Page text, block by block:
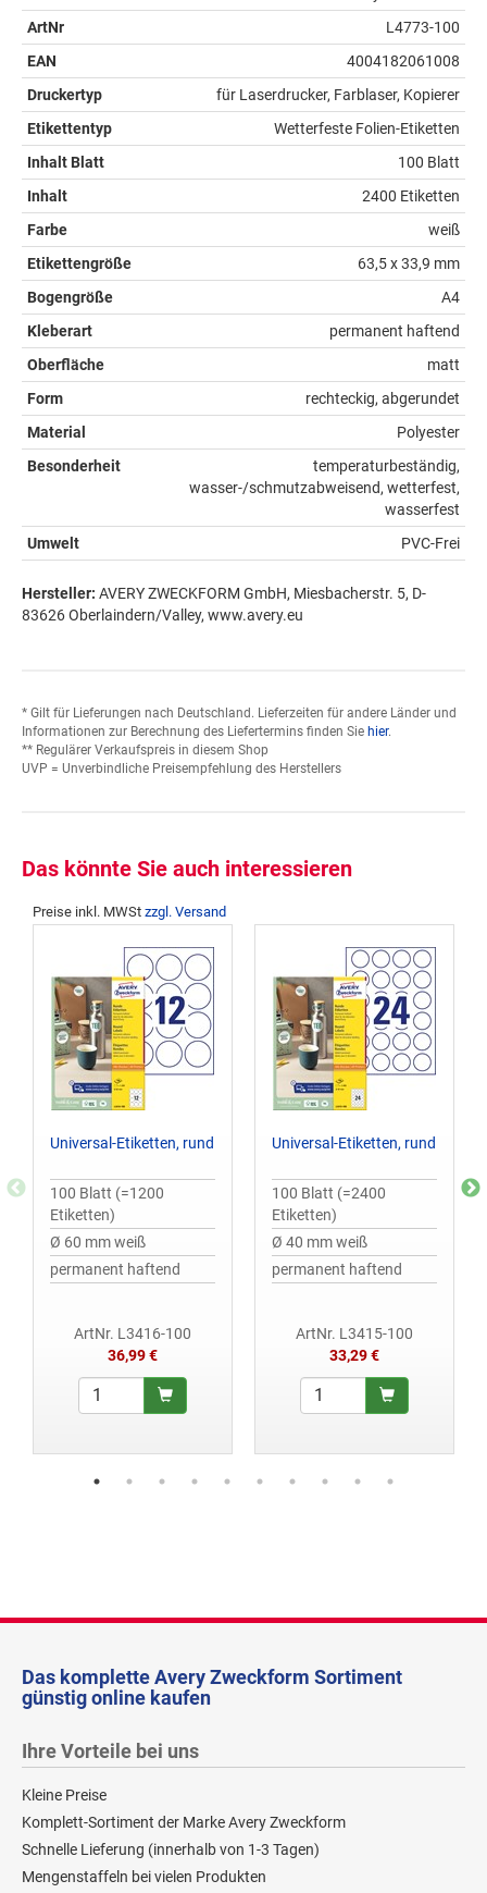
ArtNr
L4773-100
EAN
4004182061008
Druckertyp
für Laserdrucker, Farblaser, Kopierer
Etikettentyp
Wetterfeste Folien-Etiketten
Inhalt Blatt
100 Blatt
Inhalt
2400 Etiketten
Farbe
weiß
Etikettengröße
63,5 x 33,9 mm
Bogengröße
A4
Kleberart
permanent haftend
Oberfläche
matt
Form
rechteckig, abgerundet
Material
Polyester
Besonderheit
temperaturbeständig,
wasser-/schmutzabweisend, wetterfest,
wasserfest
Umwelt
PVC-Frei
Hersteller: AVERY ZWECKFORM GmbH, Miesbacherstr. 5, D-
83626 Oberlaindern/Valley, www.avery.eu
* Gilt für Lieferungen nach Deutschland. Lieferzeiten für andere Länder und
Informationen zur Berechnung des Liefertermins finden Sie hier.
** Regulärer Verkaufspreis in diesem Shop
UVP = Unverbindliche Preisempfehlung des Herstellers
Das könnte Sie auch interessieren
Preise inkl. MWSt zzgl. Versand
Universal-Etiketten, rund
100 Blatt (=1200
Etiketten)
Ø 60 mm weiß
permanent haftend
ArtNr. L3416-100
36,99 €
Universal-Etiketten, rund
100 Blatt (=2400
Etiketten)
Ø 40 mm weiß
permanent haftend
ArtNr. L3415-100
33,29 €
Das komplette Avery Zweckform Sortiment
günstig online kaufen
Ihre Vorteile bei uns
Kleine Preise
Komplett-Sortiment der Marke Avery Zweckform
Schnelle Lieferung (innerhalb von 1-3 Tagen)
Mengenstaffeln bei vielen Produkten